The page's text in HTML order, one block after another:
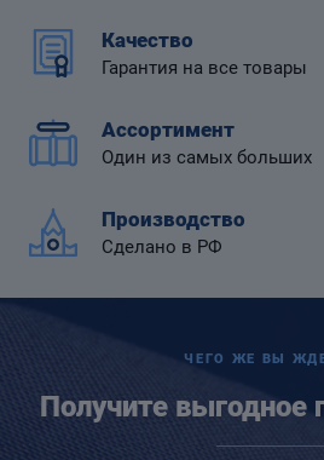
Качество
Гарантия на все товары
Ассортимент
Один из самых больших
Производство
Сделано в РФ
ЧЕГО ЖЕ ВЫ
Получите выгодное